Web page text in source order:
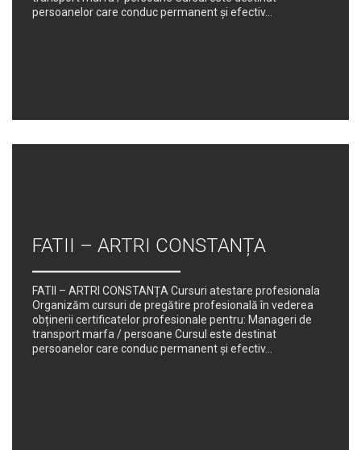
persoanelor care conduc permanent şi efectiv...
FATII – ARTRI CONSTANȚA
FATII – ARTRI CONSTANȚA Cursuri atestare profesionala
Organizăm cursuri de pregătire profesională în vederea
obținerii certificatelor profesionale pentru: Manageri de
transport marfa / persoane Cursul este destinat
persoanelor care conduc permanent şi efectiv...